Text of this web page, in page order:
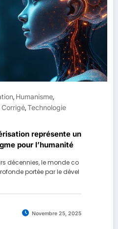
, Humanisme,
Corrigé,Technologie
représente un
pour l’humanité
décennies, le monde co
portée par le dével
Novembre 25, 2025